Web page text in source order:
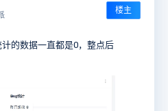
楼主
的数据一直都是0，整点后